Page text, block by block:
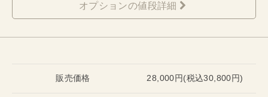
オプションの値段詳細
販売価格 28,000円(税込30,800円)